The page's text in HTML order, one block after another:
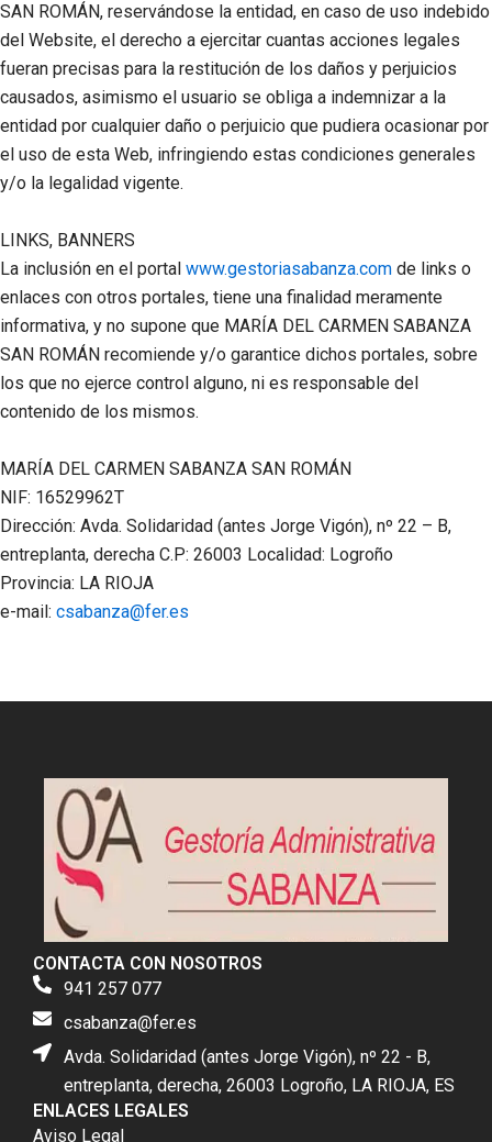
SAN ROMÁN, reservándose la entidad, en caso de uso indebido
del Website, el derecho a ejercitar cuantas acciones legales
fueran precisas para la restitución de los daños y perjuicios
causados, asimismo el usuario se obliga a indemnizar a la
entidad por cualquier daño o perjuicio que pudiera ocasionar por
el uso de esta Web, infringiendo estas condiciones generales
y/o la legalidad vigente.
LINKS, BANNERS
La inclusión en el portal www.gestoriasabanza.com de links o
enlaces con otros portales, tiene una finalidad meramente
informativa, y no supone que MARÍA DEL CARMEN SABANZA
SAN ROMÁN recomiende y/o garantice dichos portales, sobre
los que no ejerce control alguno, ni es responsable del
contenido de los mismos.
MARÍA DEL CARMEN SABANZA SAN ROMÁN
NIF: 16529962T
Dirección: Avda. Solidaridad (antes Jorge Vigón), nº 22 – B,
entreplanta, derecha C.P: 26003 Localidad: Logroño
Provincia: LA RIOJA
e-mail: csabanza@fer.es
CONTACTA CON NOSOTROS
941 257 077
csabanza@fer.es
Avda. Solidaridad (antes Jorge Vigón), nº 22 - B,
entreplanta, derecha, 26003 Logroño, LA RIOJA, ES
ENLACES LEGALES
Aviso Legal